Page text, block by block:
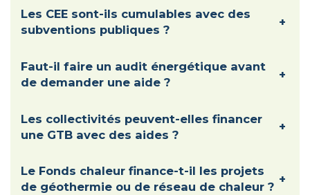
Les CEE sont-ils cumulables avec des
subventions publiques ?
+
Faut-il faire un audit énergétique avant
de demander une aide ?
+
Les collectivités peuvent-elles financer
une GTB avec des aides ?
+
Le Fonds chaleur finance-t-il les projets
de géothermie ou de réseau de chaleur ?
+